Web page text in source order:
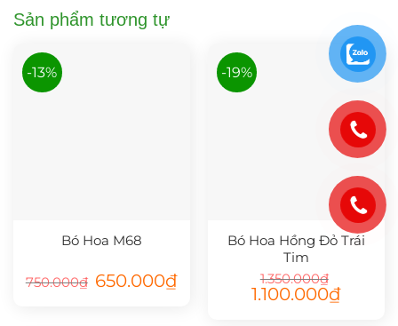
Sản phẩm tương tự
-13%
Bó Hoa M68
750.000₫ Giá
gốc
650.000₫Giá
-19%
Bó Hoa Hồng Đỏ Trái
Tim
1.350.000₫
Giá
gốc
1.100.000₫Giá